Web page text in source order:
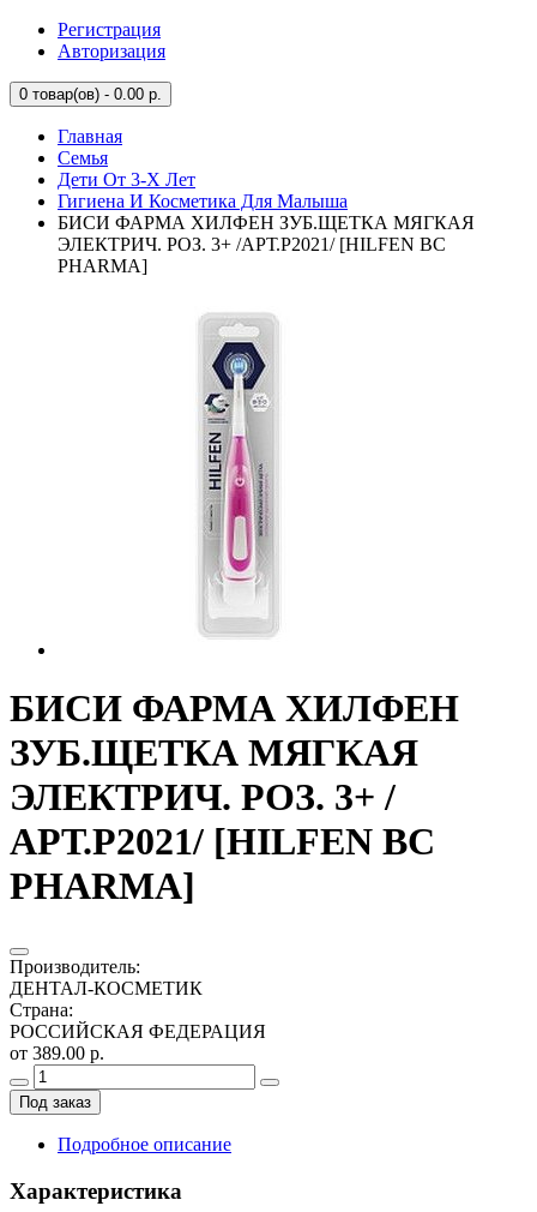
Регистрация
Авторизация
0 товар(ов) - 0.00 р.
Главная
Семья
Дети От 3-Х Лет
Гигиена И Косметика Для Малыша
БИСИ ФАРМА ХИЛФЕН ЗУБ.ЩЕТКА МЯГКАЯ
ЭЛЕКТРИЧ. РОЗ. 3+ /АРТ.Р2021/ [HILFEN BC
PHARMA]
БИСИ ФАРМА ХИЛФЕН
ЗУБ.ЩЕТКА МЯГКАЯ
ЭЛЕКТРИЧ. РОЗ. 3+ /
АРТ.Р2021/ [HILFEN BC
PHARMA]
Производитель:
ДЕНТАЛ-КОСМЕТИК
Страна:
РОССИЙСКАЯ ФЕДЕРАЦИЯ
от 389.00 р.
Под заказ
Подробное описание
Характеристика